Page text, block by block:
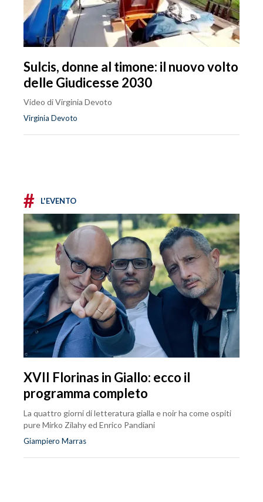
Sulcis, donne al timone: il nuovo volto
delle Giudicesse 2030
Video di Virginia Devoto
Virginia Devoto
# L'EVENTO
XVII Florinas in Giallo: ecco il
programma completo
La quattro giorni di letteratura gialla e noir ha come ospiti
pure Mirko Zilahy ed Enrico Pandiani
Giampiero Marras